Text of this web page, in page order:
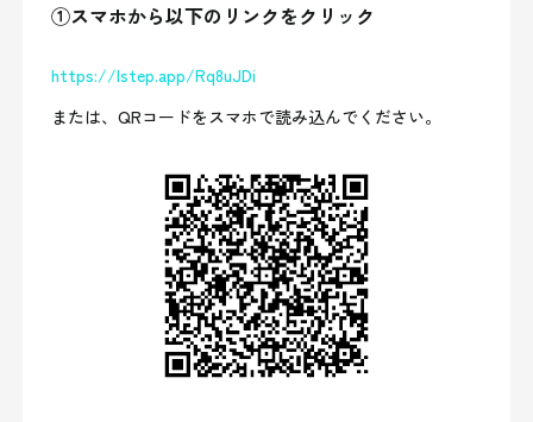
①スマホから以下のリンクをクリック
https://lstep.app/Rq8uJDi
または、QRコードをスマホで読み込んでください。